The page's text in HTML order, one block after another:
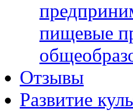
пищевые
Отзывы
Развитие